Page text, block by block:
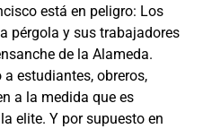
está en peligro: Los
pérgola y sus trabajadores
de la Alameda.
estudiantes, obreros,
a la medida que es
elite. Y por supuesto en